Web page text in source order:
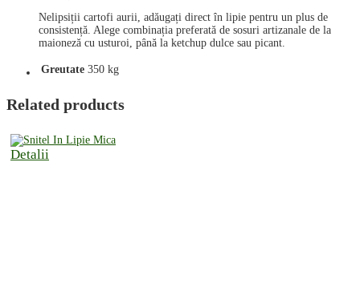
Nelipsiții cartofi aurii, adăugați direct în lipie pentru un plus de
consistență. Alege combinația preferată de sosuri artizanale de la
maioneză cu usturoi, până la ketchup dulce sau picant.
Greutate 350 kg
Related products
Detalii